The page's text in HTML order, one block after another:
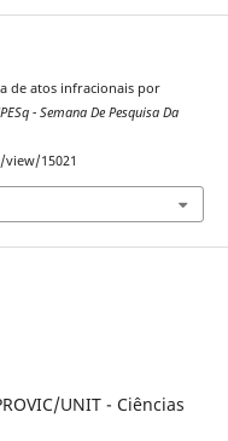
de atos infracionais por
- Semana De Pesquisa Da
15021
UNIT - Ciências